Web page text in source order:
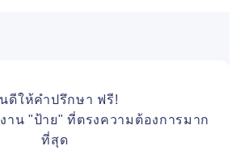
ดีให้คำปรึกษา ฟรี!
าน "ป้าย" ที่ตรงความต้องการมาก
ที่สุด